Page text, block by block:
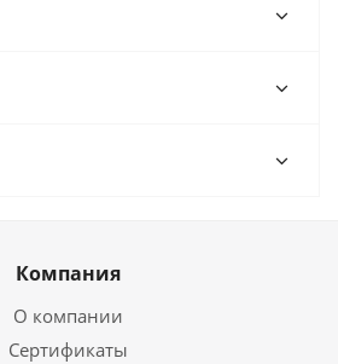
Компания
О компании
Сертификаты